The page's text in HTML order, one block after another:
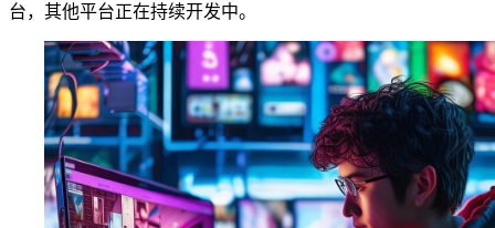
台，其他平台正在持续开发中。